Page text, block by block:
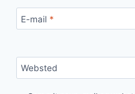
E-mail *
Websted